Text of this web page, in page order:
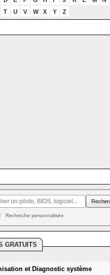
T
U V W X Y Z
Recherche personnalisée
GRATUITS
et Diagnostic système